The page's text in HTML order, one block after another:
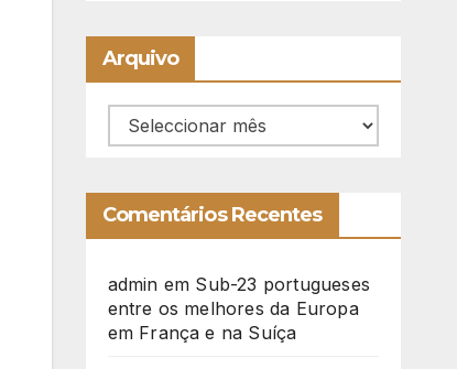
Arquivo
Arquivo
Comentários Recentes
admin em Sub-23 portugueses
entre os melhores da Europa
em França e na Suíça